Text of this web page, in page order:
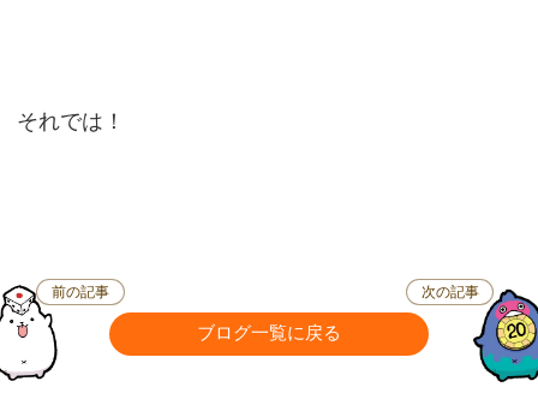
それでは！
前の記事
ブログ一覧に戻る
次の記事